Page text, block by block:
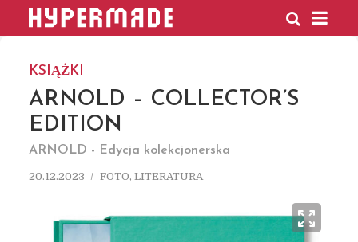
HYPERMADE
KSIĄŻKI
ARNOLD – COLLECTOR’S
EDITION
ARNOLD - Edycja kolekcjonerska
20.12.2023 FOTO, LITERATURA